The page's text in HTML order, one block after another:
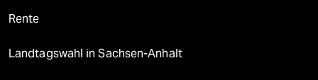
Rente
Landtagswahl in Sachsen-Anhalt